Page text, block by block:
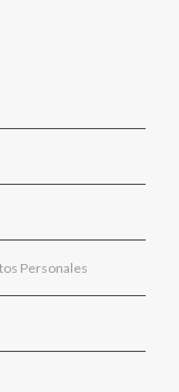
Personales